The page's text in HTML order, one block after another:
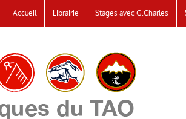
Accueil Librairie Stages avec G.Charles